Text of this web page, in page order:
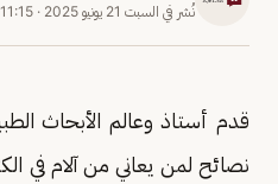
نُشر في السبت 21 يونيو 2025 · 11:15 ص
نصائح لمن يعاني من آلام في